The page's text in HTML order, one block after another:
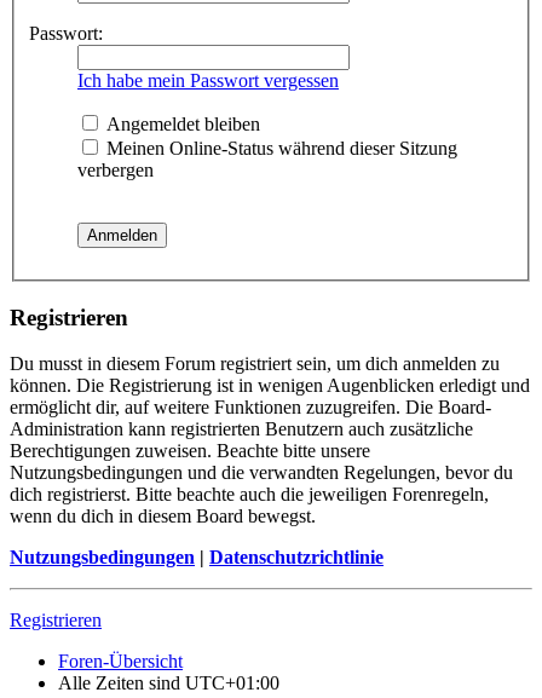
Passwort:
Ich habe mein Passwort vergessen
Angemeldet bleiben
Meinen Online-Status während dieser Sitzung
verbergen
Registrieren
Du musst in diesem Forum registriert sein, um dich anmelden zu
können. Die Registrierung ist in wenigen Augenblicken erledigt und
ermöglicht dir, auf weitere Funktionen zuzugreifen. Die Board-
Administration kann registrierten Benutzern auch zusätzliche
Berechtigungen zuweisen. Beachte bitte unsere
Nutzungsbedingungen und die verwandten Regelungen, bevor du
dich registrierst. Bitte beachte auch die jeweiligen Forenregeln,
wenn du dich in diesem Board bewegst.
Nutzungsbedingungen | Datenschutzrichtlinie
Registrieren
Foren-Übersicht
Alle Zeiten sind UTC+01:00